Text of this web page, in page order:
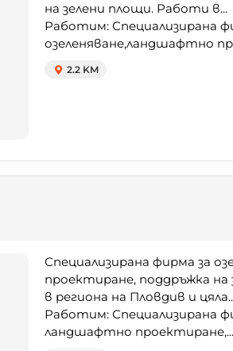
на зелени площи. Работи в...
Работим: Специализирана
озеленяване,ландшафтно
2.2 KM
Специализирана фирма за
проектиране, поддръжка
в региона на Пловдив и
Работим: Специализирана
ландшафтно проектиране,...